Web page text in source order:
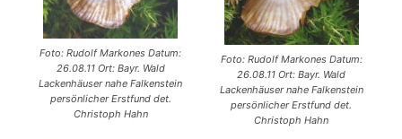
Foto: Rudolf Markones Datum:
26.08.11 Ort: Bayr. Wald
Lackenhäuser nahe Falkenstein
persönlicher Erstfund det.
Christoph Hahn
Foto: Rudolf Markones Datum:
26.08.11 Ort: Bayr. Wald
Lackenhäuser nahe Falkenstein
persönlicher Erstfund det.
Christoph Hahn